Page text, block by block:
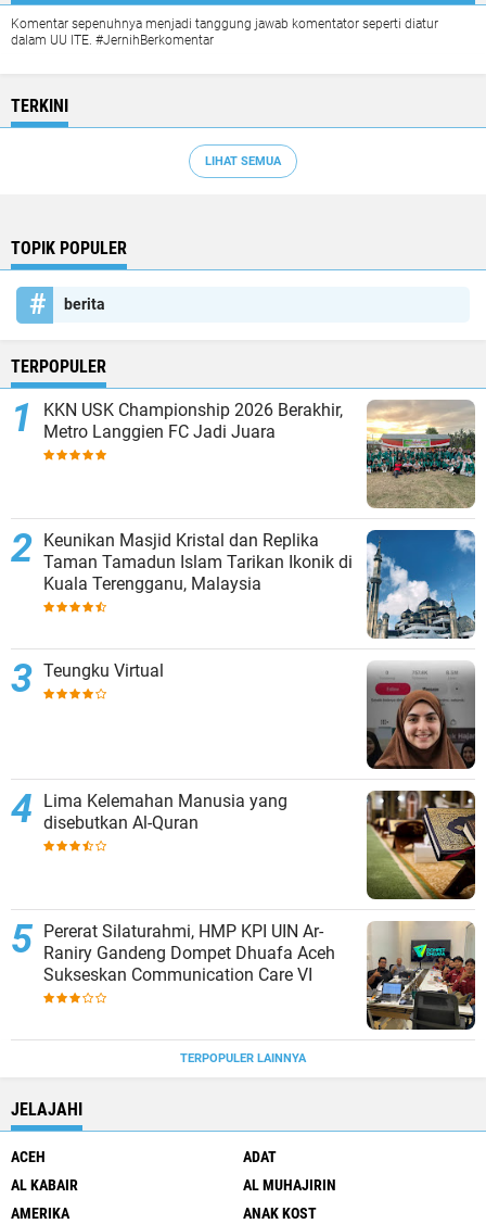
Komentar sepenuhnya menjadi tanggung jawab komentator seperti diatur
dalam UU ITE. #JernihBerkomentar
TERKINI
LIHAT SEMUA
TOPIK POPULER
berita
TERPOPULER
KKN USK Championship 2026 Berakhir,
Metro Langgien FC Jadi Juara
Keunikan Masjid Kristal dan Replika
Taman Tamadun Islam Tarikan Ikonik di
Kuala Terengganu, Malaysia
Teungku Virtual
Lima Kelemahan Manusia yang
disebutkan Al-Quran
Pererat Silaturahmi, HMP KPI UIN Ar-
Raniry Gandeng Dompet Dhuafa Aceh
Sukseskan Communication Care VI
TERPOPULER LAINNYA
JELAJAHI
ACEH
ADAT
AL KABAIR
AL MUHAJIRIN
AMERIKA
ANAK KOST